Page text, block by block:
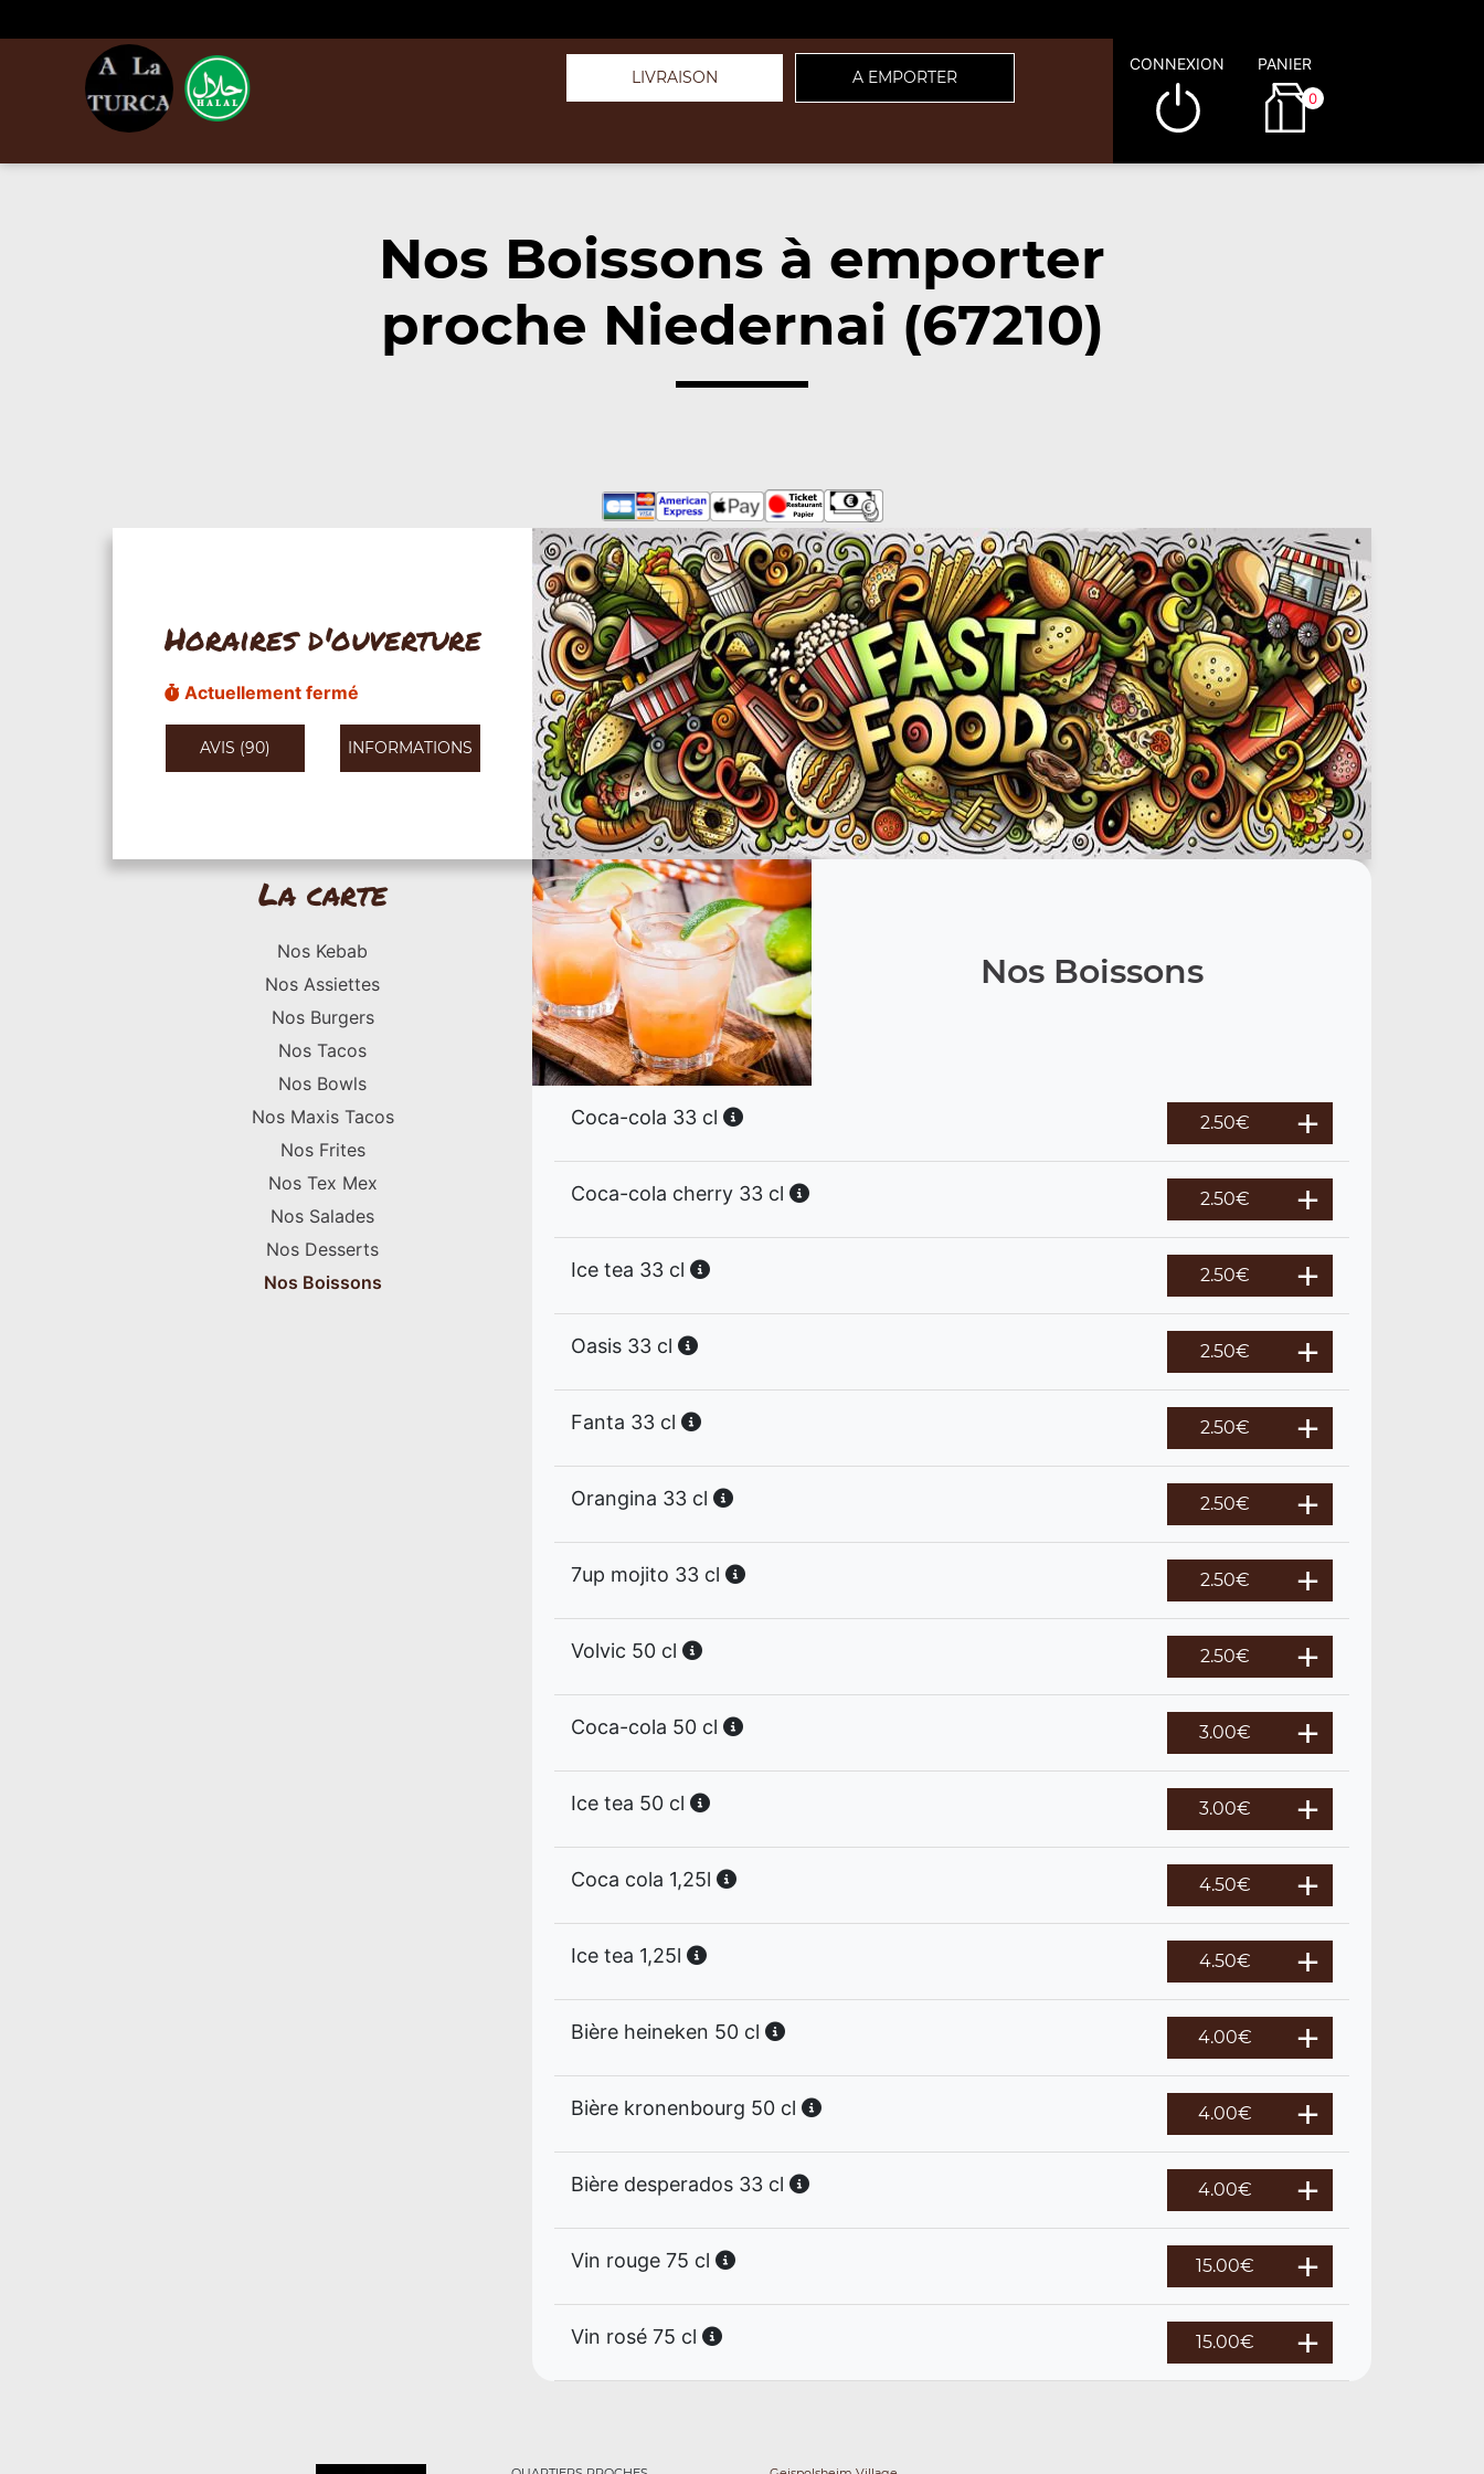
LIVRAISON A EMPORTER
CONNEXION PANIER
0
Nos Boissons à emporter
proche Niedernai (67210)
Horaires d'ouverture
Actuellement fermé
AVIS (90) INFORMATIONS
La carte
Nos Kebab
Nos Assiettes
Nos Burgers
Nos Tacos
Nos Bowls
Nos Maxis Tacos
Nos Frites
Nos Tex Mex
Nos Salades
Nos Desserts
Nos Boissons
Nos Boissons
Coca-cola 33 cl 2.50€
Coca-cola cherry 33 cl 2.50€
Ice tea 33 cl 2.50€
Oasis 33 cl 2.50€
Fanta 33 cl 2.50€
Orangina 33 cl 2.50€
7up mojito 33 cl 2.50€
Volvic 50 cl 2.50€
Coca-cola 50 cl 3.00€
Ice tea 50 cl 3.00€
Coca cola 1,25l 4.50€
Ice tea 1,25l 4.50€
Bière heineken 50 cl 4.00€
Bière kronenbourg 50 cl 4.00€
Bière desperados 33 cl 4.00€
Vin rouge 75 cl 15.00€
Vin rosé 75 cl 15.00€